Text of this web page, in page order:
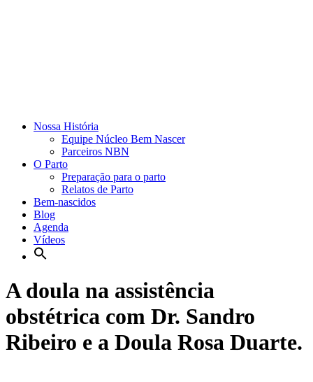
Nossa História
Equipe Núcleo Bem Nascer
Parceiros NBN
O Parto
Preparação para o parto
Relatos de Parto
Bem-nascidos
Blog
Agenda
Vídeos
A doula na assistência
obstétrica com Dr. Sandro
Ribeiro e a Doula Rosa Duarte.